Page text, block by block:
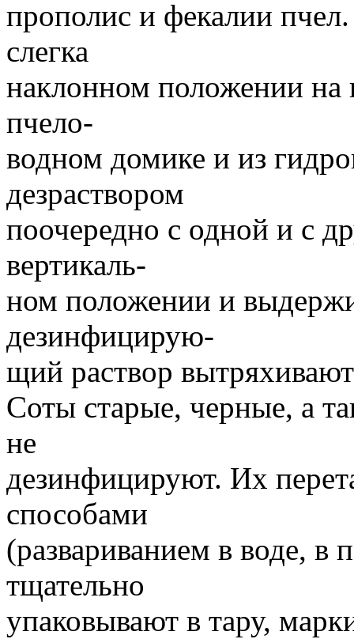
прополис и фекалии
слегка
наклонном положении на
пчело-
водном домике и из
дезраствором
поочередно с одной и с
вертикаль-
ном положении и
дезинфицирую-
щий раствор
Соты старые, черные, а
не
дезинфицируют. Их
способами
(развариванием в воде, в
тщательно
упаковывают в тару,